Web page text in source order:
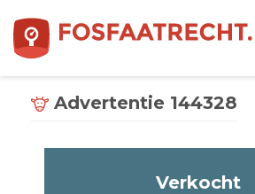
Advertentie 144328
Verkocht